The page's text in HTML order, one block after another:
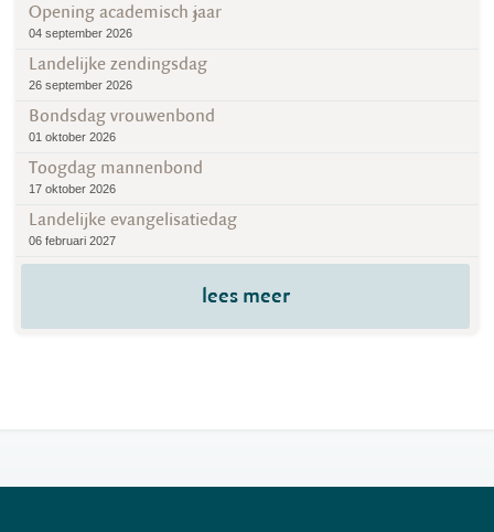
Opening academisch jaar
04 september 2026
Landelijke zendingsdag
26 september 2026
Bondsdag vrouwenbond
01 oktober 2026
Toogdag mannenbond
17 oktober 2026
Landelijke evangelisatiedag
06 februari 2027
lees meer